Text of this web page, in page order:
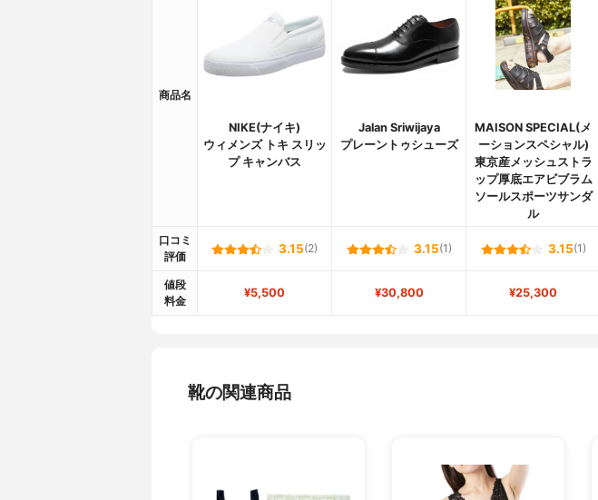
商品名
NIKE(ナイキ)
ウィメンズ トキ スリッ
プ キャンバス
Jalan Sriwijaya
プレーントゥシューズ
MAISON SPECIAL(メ
ーションスペシャル)
東京産メッシュストラ
ップ厚底エアビブラム
ソールスポーツサンダ
ル
口コミ
評価
3.15(2) 3.15(1) 3.15(1)
値段
料金
¥5,500 ¥30,800 ¥25,300
靴の関連商品